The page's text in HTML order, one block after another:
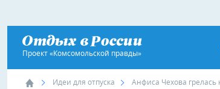
Проект «Комсомольской правды»
Идеи для отпуска Анфиса Чехова грелась